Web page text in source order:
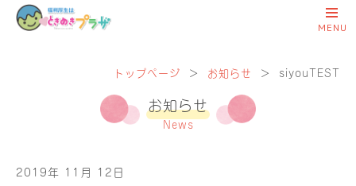
トップページ ＞ お知らせ ＞ siyouTEST
お知らせ
News
2019年 11月 12日